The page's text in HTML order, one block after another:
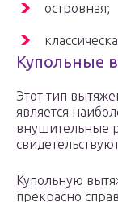
островная;
Купольные
Этот тип
является
внушительные
Купольную
прекрасно